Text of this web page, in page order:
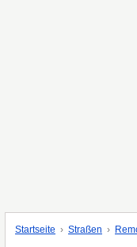
Startseite Straßen